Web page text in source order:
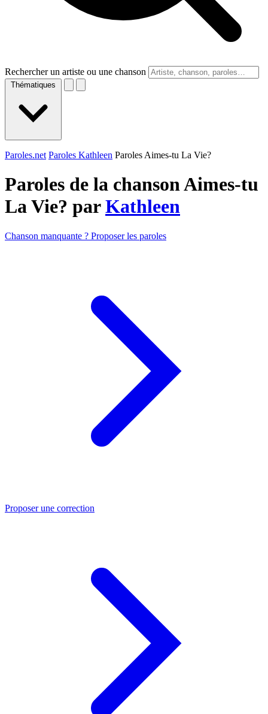
Rechercher un artiste ou une chanson
Thématiques
Paroles.net Paroles Kathleen Paroles Aimes-tu La Vie?
Paroles de la chanson Aimes-tu
La Vie? parKathleen
Chanson manquante ? Proposer les paroles
Proposer une correction